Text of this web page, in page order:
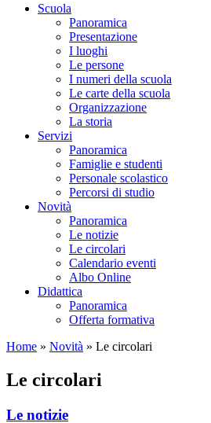
Scuola
Panoramica
Presentazione
I luoghi
Le persone
I numeri della scuola
Le carte della scuola
Organizzazione
La storia
Servizi
Panoramica
Famiglie e studenti
Personale scolastico
Percorsi di studio
Novità
Panoramica
Le notizie
Le circolari
Calendario eventi
Albo Online
Didattica
Panoramica
Offerta formativa
Home » Novità » Le circolari
Le circolari
Le notizie